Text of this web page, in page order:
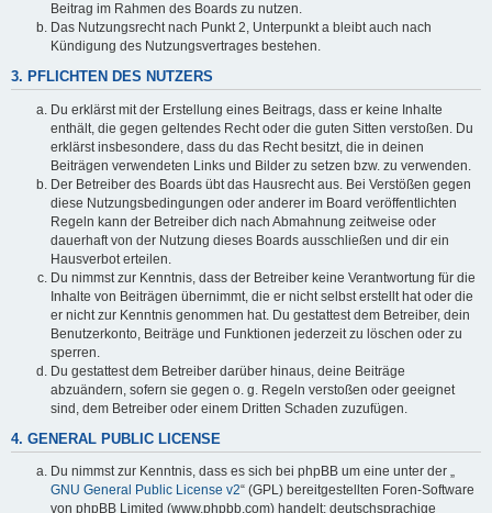
Beitrag im Rahmen des Boards zu nutzen.
Das Nutzungsrecht nach Punkt 2, Unterpunkt a bleibt auch nach
Kündigung des Nutzungsvertrages bestehen.
3. PFLICHTEN DES NUTZERS
Du erklärst mit der Erstellung eines Beitrags, dass er keine Inhalte
enthält, die gegen geltendes Recht oder die guten Sitten verstoßen. Du
erklärst insbesondere, dass du das Recht besitzt, die in deinen
Beiträgen verwendeten Links und Bilder zu setzen bzw. zu verwenden.
Der Betreiber des Boards übt das Hausrecht aus. Bei Verstößen gegen
diese Nutzungsbedingungen oder anderer im Board veröffentlichten
Regeln kann der Betreiber dich nach Abmahnung zeitweise oder
dauerhaft von der Nutzung dieses Boards ausschließen und dir ein
Hausverbot erteilen.
Du nimmst zur Kenntnis, dass der Betreiber keine Verantwortung für die
Inhalte von Beiträgen übernimmt, die er nicht selbst erstellt hat oder die
er nicht zur Kenntnis genommen hat. Du gestattest dem Betreiber, dein
Benutzerkonto, Beiträge und Funktionen jederzeit zu löschen oder zu
sperren.
Du gestattest dem Betreiber darüber hinaus, deine Beiträge
abzuändern, sofern sie gegen o. g. Regeln verstoßen oder geeignet
sind, dem Betreiber oder einem Dritten Schaden zuzufügen.
4. GENERAL PUBLIC LICENSE
Du nimmst zur Kenntnis, dass es sich bei phpBB um eine unter der „
GNU General Public License v2“ (GPL) bereitgestellten Foren-Software
von phpBB Limited (www.phpbb.com) handelt; deutschsprachige